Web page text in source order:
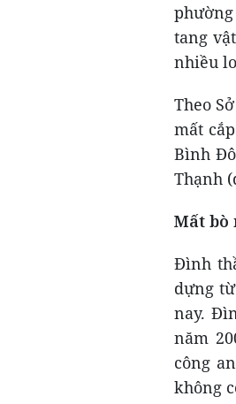
tang
nhiều
Theo
mất
Bình
Thạnh
Mất bò
Đình
dựng
nay.
năm
công
không